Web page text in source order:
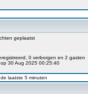
geplaatst
0 verborgen en 2
op 30 Aug 2025 00:25:40
laatste 5 minuten